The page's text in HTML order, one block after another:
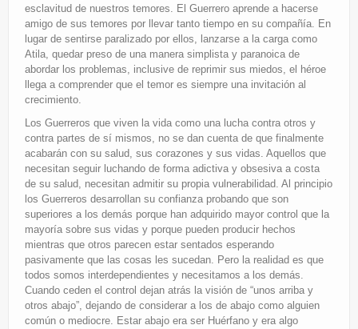
esclavitud de nuestros temores. El Guerrero aprende a hacerse
amigo de sus temores por llevar tanto tiempo en su compañía. En
lugar de sentirse paralizado por ellos, lanzarse a la carga como
Atila, quedar preso de una manera simplista y paranoica de
abordar los problemas, inclusive de reprimir sus miedos, el héroe
llega a comprender que el temor es siempre una invitación al
crecimiento.
Los Guerreros que viven la vida como una lucha contra otros y
contra partes de sí mismos, no se dan cuenta de que finalmente
acabarán con su salud, sus corazones y sus vidas. Aquellos que
necesitan seguir luchando de forma adictiva y obsesiva a costa
de su salud, necesitan admitir su propia vulnerabilidad. Al principio
los Guerreros desarrollan su confianza probando que son
superiores a los demás porque han adquirido mayor control que la
mayoría sobre sus vidas y porque pueden producir hechos
mientras que otros parecen estar sentados esperando
pasivamente que las cosas les sucedan. Pero la realidad es que
todos somos interdependientes y necesitamos a los demás.
Cuando ceden el control dejan atrás la visión de “unos arriba y
otros abajo”, dejando de considerar a los de abajo como alguien
común o mediocre. Estar abajo era ser Huérfano y era algo